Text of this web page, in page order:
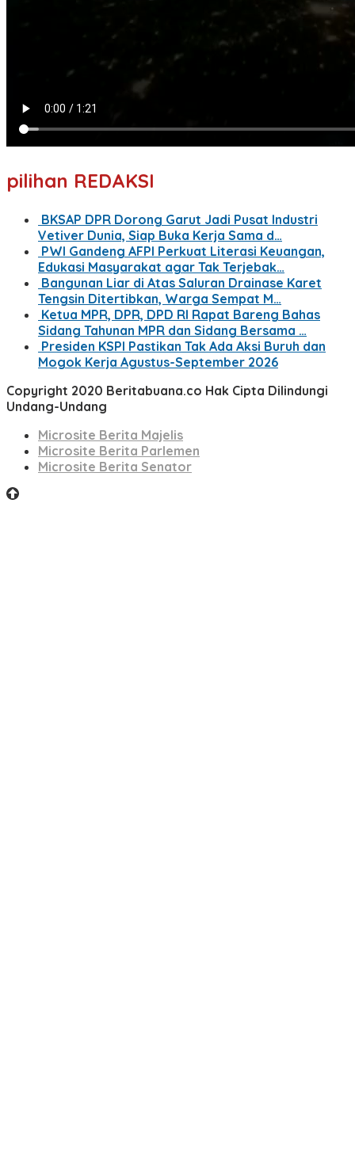
pilihan REDAKSI
BKSAP DPR Dorong Garut Jadi Pusat Industri
Vetiver Dunia, Siap Buka Kerja Sama d…
PWI Gandeng AFPI Perkuat Literasi Keuangan,
Edukasi Masyarakat agar Tak Terjebak…
Bangunan Liar di Atas Saluran Drainase Karet
Tengsin Ditertibkan, Warga Sempat M…
Ketua MPR, DPR, DPD RI Rapat Bareng Bahas
Sidang Tahunan MPR dan Sidang Bersama …
Presiden KSPI Pastikan Tak Ada Aksi Buruh dan
Mogok Kerja Agustus-September 2026
Copyright 2020 Beritabuana.co Hak Cipta Dilindungi
Undang-Undang
Microsite Berita Majelis
Microsite Berita Parlemen
Microsite Berita Senator